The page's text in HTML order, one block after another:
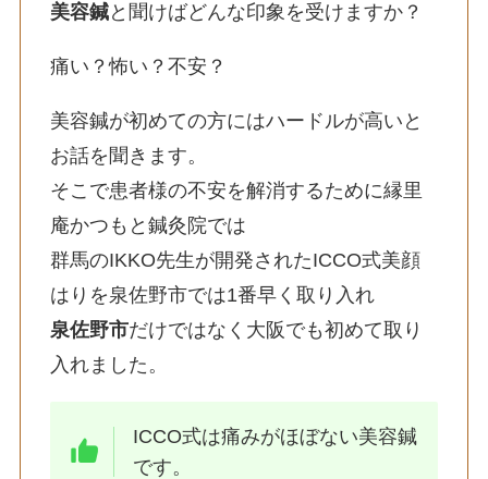
美容鍼と聞けばどんな印象を受けますか？
痛い？怖い？不安？
美容鍼が初めての方にはハードルが高いと
お話を聞きます。
そこで患者様の不安を解消するために縁里
庵かつもと鍼灸院では
群馬のIKKO先生が開発されたICCO式美顔
はりを泉佐野市では1番早く取り入れ
泉佐野市だけではなく大阪でも初めて取り
入れました。
ICCO式は痛みがほぼない美容鍼
です。